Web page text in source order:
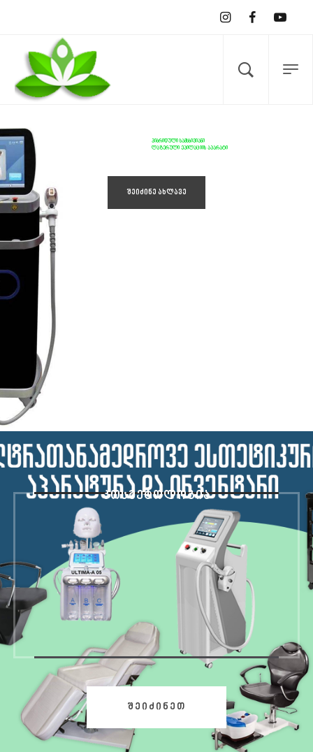
შეიძინე ახლავე
ᲰᲘᲑᲠᲘᲓᲣᲚᲘ ᲡᲐᲛᲡᲮᲘᲕᲘᲐᲜᲘ
ᲚᲐᲖᲔᲠᲣᲚᲘ ᲔᲞᲘᲚᲐᲪᲘᲘᲡ ᲐᲞᲐᲠᲐᲢᲘ
კოსმეტოლოგია
ᲨᲔᲘᲫᲘᲜᲔᲗ